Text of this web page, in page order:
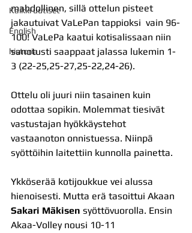
Kaikki uutiset
English
historia
mahdollinen, sillä ottelun pisteet
jakautuivat VaLePan tappioksi  vain 96-
100! VaLePa kaatui kotisalissaan niin
sanotusti saappaat jalassa lukemin 1-
3 (22-25,25-27,25-22,24-26).
Ottelu oli juuri niin tasainen kuin
odottaa sopikin. Molemmat tiesivät
vastustajan hyökkäystehot
vastaanoton onnistuessa. Niinpä
syöttöihin laitettiin kunnolla painetta.
Ykköserää kotijoukkue vei alussa
hienoisesti. Mutta erä tasoittui Akaan
Sakari Mäkisen syöttövuorolla. Ensin
Akaa-Volley nousi 10-11